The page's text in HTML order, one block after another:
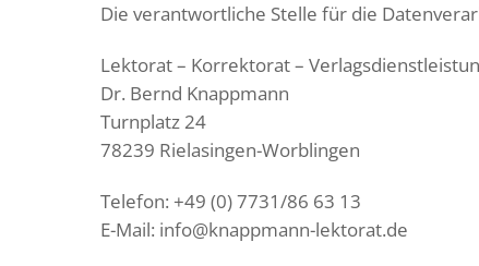
Die verantwortliche Stelle für die
Lektorat – Korrektorat –
Dr. Bernd Knappmann
Turnplatz 24
78239 Rielasingen-Worblingen
Telefon: +49 (0) 7731/86 63 13
E-Mail: info@knappmann-lektorat.de